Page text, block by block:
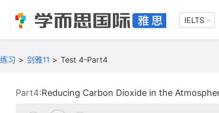
IELTS
练习 > 剑雅11 > Test 4-Part4
Part4:Reducing Carbon Dioxide in the